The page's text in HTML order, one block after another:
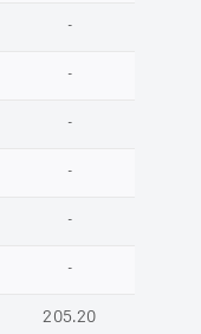
-
-
-
-
-
-
205.20